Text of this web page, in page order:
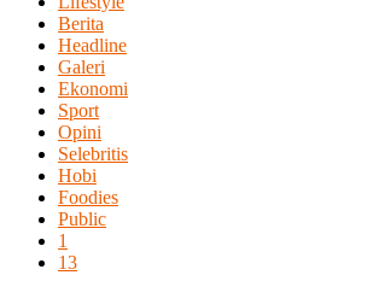
Berita
Headline
Galeri
Ekonomi
Sport
Opini
Selebritis
Hobi
Foodies
Public
1
13